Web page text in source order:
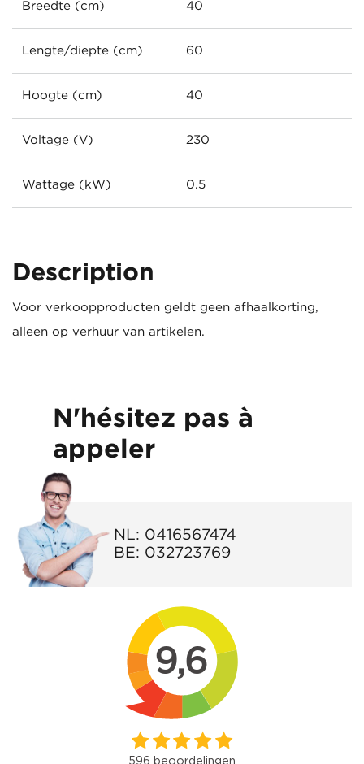
Breedte (cm) 40
Lengte/diepte (cm) 60
Hoogte (cm) 40
Voltage (V) 230
Wattage (kW) 0.5
Description
Voor verkoopproducten geldt geen afhaalkorting,
alleen op verhuur van artikelen.
N'hésitez pas à
appeler
NL: 0416567474
BE: 032723769